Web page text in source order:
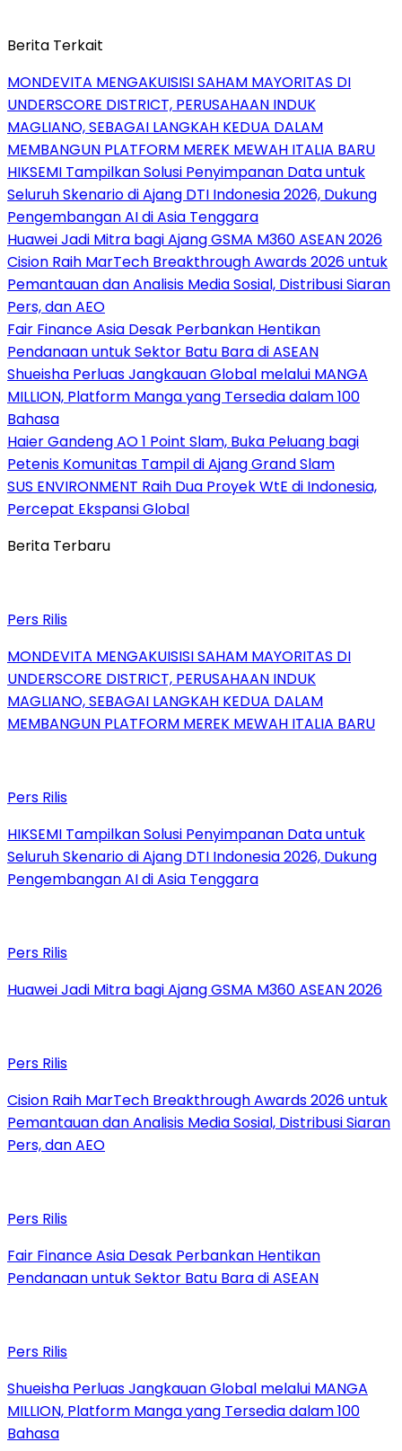
Berita Terkait
MONDEVITA MENGAKUISISI SAHAM MAYORITAS DI
UNDERSCORE DISTRICT, PERUSAHAAN INDUK
MAGLIANO, SEBAGAI LANGKAH KEDUA DALAM
MEMBANGUN PLATFORM MEREK MEWAH ITALIA BARU
HIKSEMI Tampilkan Solusi Penyimpanan Data untuk
Seluruh Skenario di Ajang DTI Indonesia 2026, Dukung
Pengembangan AI di Asia Tenggara
Huawei Jadi Mitra bagi Ajang GSMA M360 ASEAN 2026
Cision Raih MarTech Breakthrough Awards 2026 untuk
Pemantauan dan Analisis Media Sosial, Distribusi Siaran
Pers, dan AEO
Fair Finance Asia Desak Perbankan Hentikan
Pendanaan untuk Sektor Batu Bara di ASEAN
Shueisha Perluas Jangkauan Global melalui MANGA
MILLION, Platform Manga yang Tersedia dalam 100
Bahasa
Haier Gandeng AO 1 Point Slam, Buka Peluang bagi
Petenis Komunitas Tampil di Ajang Grand Slam
SUS ENVIRONMENT Raih Dua Proyek WtE di Indonesia,
Percepat Ekspansi Global
Berita Terbaru
Pers Rilis
MONDEVITA MENGAKUISISI SAHAM MAYORITAS DI
UNDERSCORE DISTRICT, PERUSAHAAN INDUK
MAGLIANO, SEBAGAI LANGKAH KEDUA DALAM
MEMBANGUN PLATFORM MEREK MEWAH ITALIA BARU
Pers Rilis
HIKSEMI Tampilkan Solusi Penyimpanan Data untuk
Seluruh Skenario di Ajang DTI Indonesia 2026, Dukung
Pengembangan AI di Asia Tenggara
Pers Rilis
Huawei Jadi Mitra bagi Ajang GSMA M360 ASEAN 2026
Pers Rilis
Cision Raih MarTech Breakthrough Awards 2026 untuk
Pemantauan dan Analisis Media Sosial, Distribusi Siaran
Pers, dan AEO
Pers Rilis
Fair Finance Asia Desak Perbankan Hentikan
Pendanaan untuk Sektor Batu Bara di ASEAN
Pers Rilis
Shueisha Perluas Jangkauan Global melalui MANGA
MILLION, Platform Manga yang Tersedia dalam 100
Bahasa